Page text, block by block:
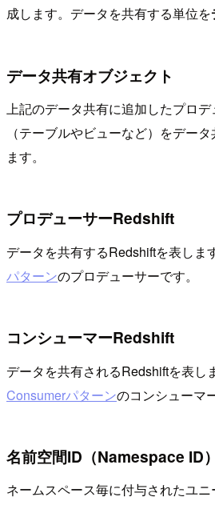
成します。データを共有する単位を
データ共有オブジェクト
上記のデータ共有に追加したプロ
（テーブルやビューなど）をデー
ます。
プロデューサーRedshift
データを共有するRedshiftを表します
パターンのプロデューサーです。
コンシューマーRedshift
データを共有されるRedshiftを表し
Consumerパターンのコンシューマ
名前空間ID（Namespace ID）
ネームスペース毎に付与されたユニ